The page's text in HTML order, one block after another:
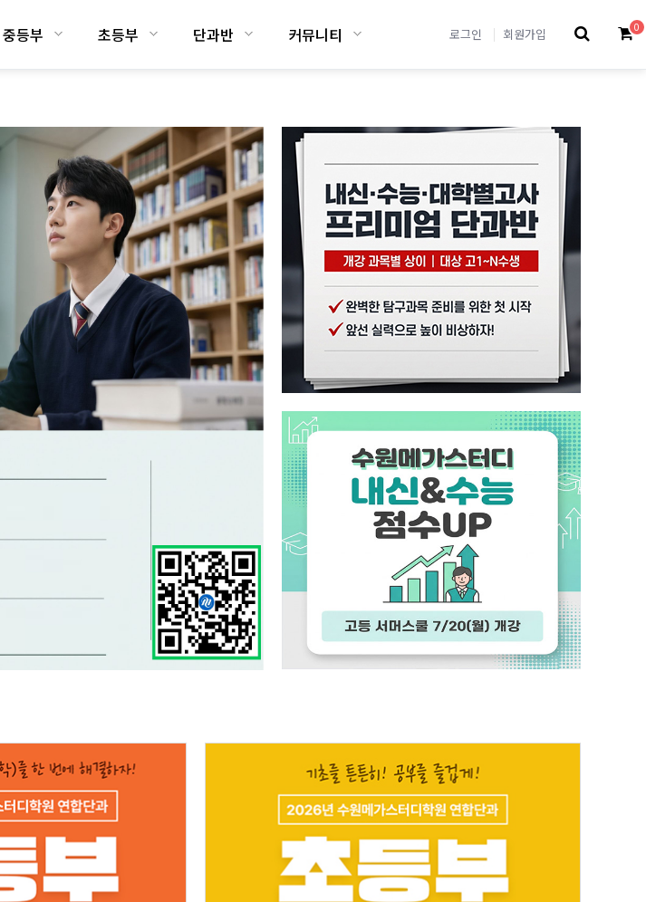
로그인 회원가입
중등부 초등부 단과반 커뮤니티 0